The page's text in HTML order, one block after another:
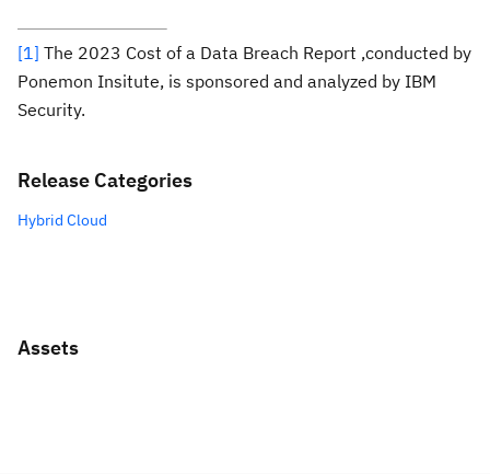
[1] The 2023 Cost of a Data Breach Report ,conducted by
Ponemon Insitute, is sponsored and analyzed by IBM
Security.
Release Categories
Hybrid Cloud
Assets